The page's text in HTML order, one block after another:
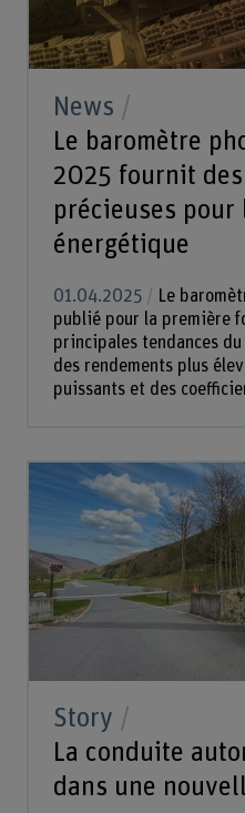
News
Le baromètre
2025 fournit
précieuses
énergétique
01.04.2025
Le
publié pour la première
principales tendances
des rendements plus
puissants et des
Story
La conduite
dans une